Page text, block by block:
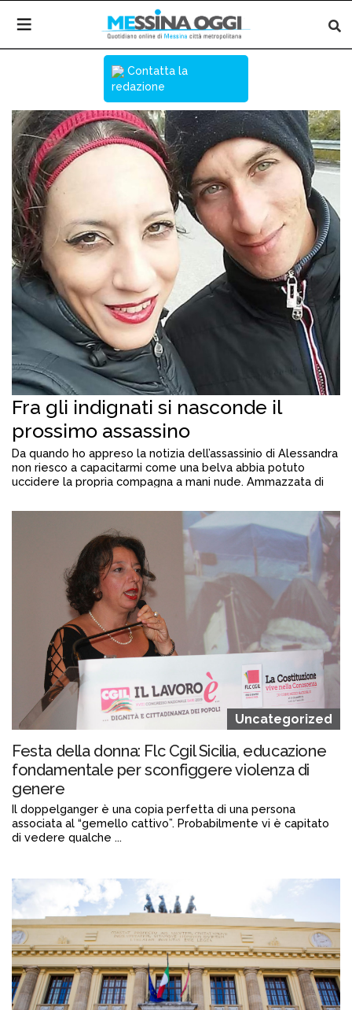
Contatta la
redazione
Fra gli indignati si nasconde il
prossimo assassino
Da quando ho appreso la notizia dell’assassinio di Alessandra
non riesco a capacitarmi come una belva abbia potuto
uccidere la propria compagna a mani nude. Ammazzata di
abbia potuto soccorrerla. Un terribile fatto di sangue che ha
scosso le coscienze e scatenato, giustamente,
l’indignazione di tutti. […]
Uncategorized
Festa della donna: Flc Cgil Sicilia, educazione
fondamentale per sconfiggere violenza di
genere
Il doppelganger è una copia perfetta di una persona
associata al “gemello cattivo”. Probabilmente vi è capitato
di vedere qualche ...
admin@admin.com 3 days fa